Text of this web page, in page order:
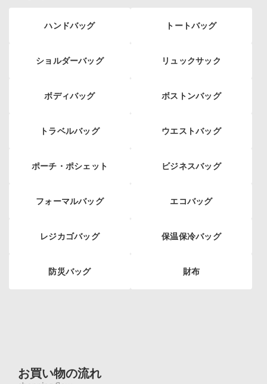
ハンドバッグ トートバッグ
ショルダーバッグ リュックサック
ボディバッグ ボストンバッグ
トラベルバッグ ウエストバッグ
ポーチ・ポシェット ビジネスバッグ
フォーマルバッグ エコバッグ
レジカゴバッグ 保温保冷バッグ
防災バッグ 財布
お買い物の流れ